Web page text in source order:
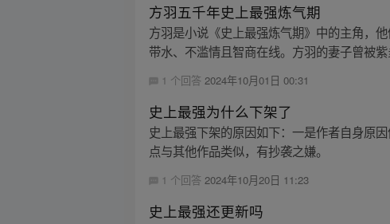
方羽五千年史上最强炼气期
方羽是小说《史上最强炼气期》中的主角，
带水、不滥情且智商在线。方羽的妻子曾被
1 个回答 2024年10月01日 00:31
史上最强为什么下架了
史上最强下架的原因如下：一是作者自身原
点与其他作品类似，有抄袭之嫌。
1 个回答 2024年10月20日 11:23
史上最强还更新吗